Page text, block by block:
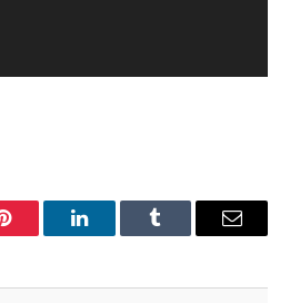
Pinterest LinkedInTumblr
E-